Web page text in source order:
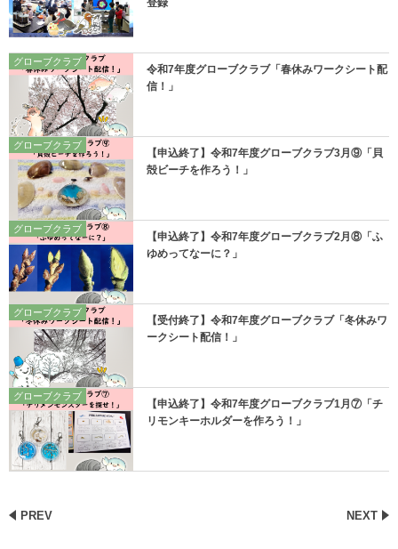
グローブクラブ
令和7年度グローブクラブ「春休みワークシート配
信！」
グローブクラブ
【申込終了】令和7年度グローブクラブ3月⑨「貝
殻ビーチを作ろう！」
グローブクラブ
【申込終了】令和7年度グローブクラブ2月⑧「ふ
ゆめってなーに？」
グローブクラブ
【受付終了】令和7年度グローブクラブ「冬休みワ
ークシート配信！」
グローブクラブ
【申込終了】令和7年度グローブクラブ1月⑦「チ
リモンキーホルダーを作ろう！」
PREV NEXT